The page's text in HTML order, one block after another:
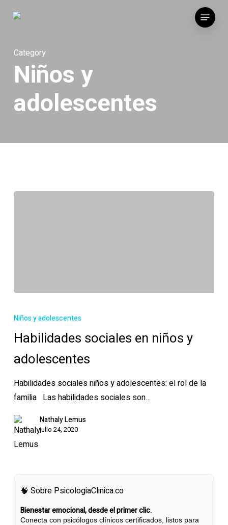
content
Menu
Category
Niños y
adolescentes
sociales
niños
y
Niños y adolescentes
Habilidades sociales en niños y
adolescentes
Habilidades sociales niños y adolescentes: el rol de la
familia Las habilidades sociales son…
Nathaly Lemus
julio 24, 2020
🧠 Sobre PsicologiaClinica.co
Bienestar emocional, desde el primer clic.
Conecta con psicólogos clínicos certificados, listos para